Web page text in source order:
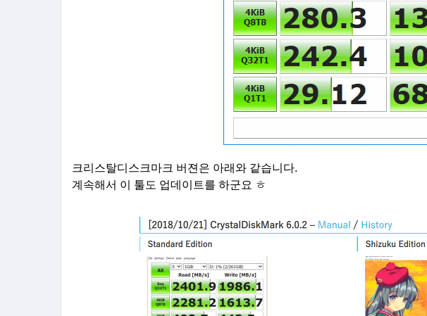
크리스탈디스크마크 버젼은 아래와 같습니다.
계속해서 이 툴도 업데이트를 하군요 ㅎ